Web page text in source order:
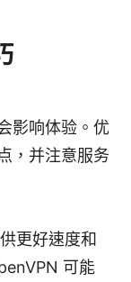
影响体验。优
，并注意服务
更好速度和
可能